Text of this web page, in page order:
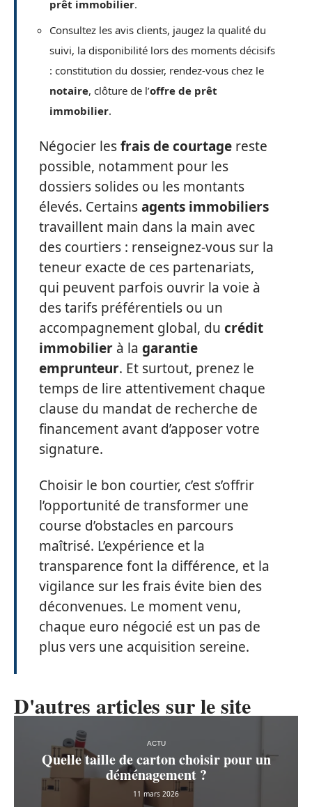
prêt immobilier.
Consultez les avis clients, jaugez la qualité du
suivi, la disponibilité lors des moments décisifs
: constitution du dossier, rendez-vous chez le
notaire, clôture de l’offre de prêt
immobilier.
Négocier lesfrais de courtage reste
possible, notamment pour les
dossiers solides ou les montants
élevés. Certainsagents immobiliers
travaillent main dans la main avec
des courtiers : renseignez-vous sur la
teneur exacte de ces partenariats,
qui peuvent parfois ouvrir la voie à
des tarifs préférentiels ou un
accompagnement global, du crédit
immobilier à la garantie
emprunteur. Et surtout, prenez le
temps de lire attentivement chaque
clause du mandat de recherche de
financement avant d’apposer votre
signature.
Choisir le bon courtier, c’est s’offrir
l’opportunité de transformer une
course d’obstacles en parcours
maîtrisé. L’expérience et la
transparence font la différence, et la
vigilance sur les frais évite bien des
déconvenues. Le moment venu,
chaque euro négocié est un pas de
plus vers une acquisition sereine.
D'autres articles sur le site
ACTU
Quelle taille de carton choisir pour un
déménagement ?
11 mars 2026